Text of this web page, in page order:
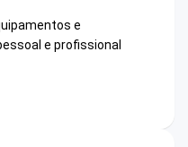
e
e profissional